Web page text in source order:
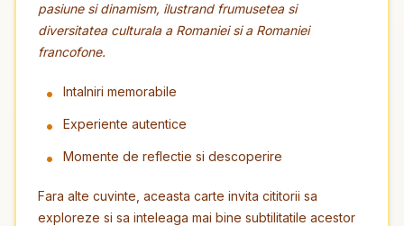
pasiune si dinamism, ilustrand frumusetea si
diversitatea culturala a Romaniei si a Romaniei
francofone.
Intalniri memorabile
Experiente autentice
Momente de reflectie si descoperire
Fara alte cuvinte, aceasta carte invita cititorii sa
exploreze si sa inteleaga mai bine subtilitatile acestor